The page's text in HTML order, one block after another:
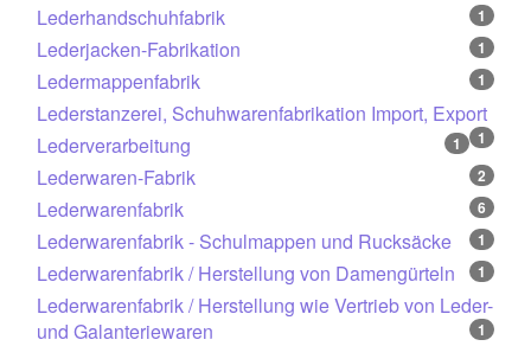
Lederhandschuhfabrik 1
Lederjacken-Fabrikation 1
Ledermappenfabrik 1
Lederstanzerei, Schuhwarenfabrikation Import, Export
1
Lederverarbeitung 1
Lederwaren-Fabrik 2
Lederwarenfabrik 6
Lederwarenfabrik - Schulmappen und Rucksäcke 1
Lederwarenfabrik / Herstellung von Damengürteln 1
Lederwarenfabrik / Herstellung wie Vertrieb von Leder-
und Galanteriewaren
1